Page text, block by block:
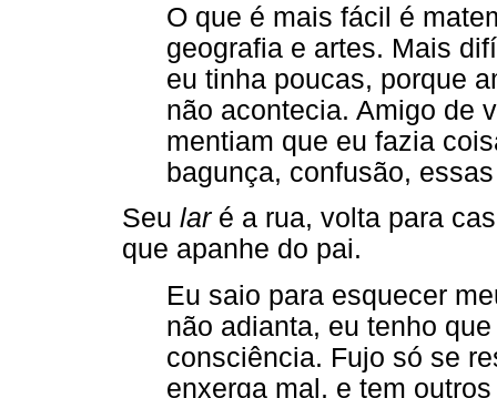
O que é mais fácil é
geografia e artes. Mais
eu tinha poucas, porque
não acontecia. Amigo de
mentiam que eu fazia
bagunça, confusão,
Seu laré a rua, volta para
que apanhe do pai.
Eu saio para esquecer
não adianta, eu tenho
consciência. Fujo só se
enxerga mal, e tem